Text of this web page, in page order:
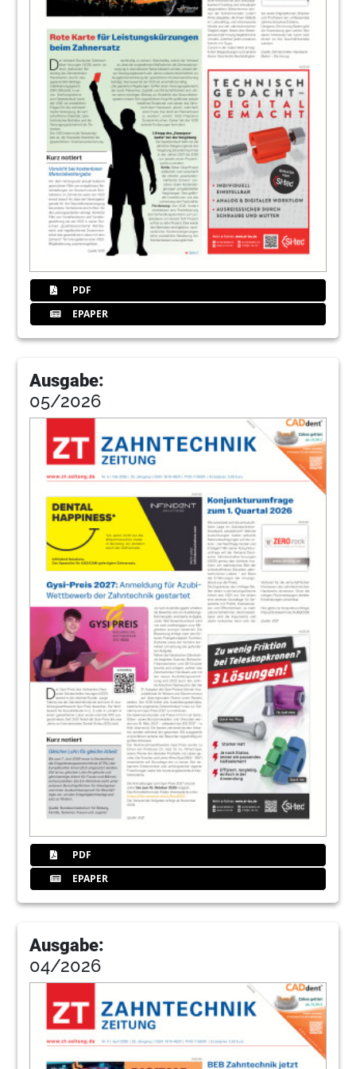
Kongress ZUKUNFT HANDWERK 2025
Kosteneffiziente Herstellung von 3D-
Druck-Modellen
ZT Nis Rehfeldt
Markt
Redaktion
PDF
EPAPER
Ausgabe:
05/2026
PDF
EPAPER
Ausgabe:
04/2026